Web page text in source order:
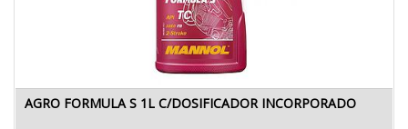
AGRO FORMULA S 1L C/DOSIFICADOR INCORPORADO